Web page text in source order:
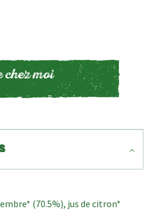
chez moi
(70.5%), jus de citron*